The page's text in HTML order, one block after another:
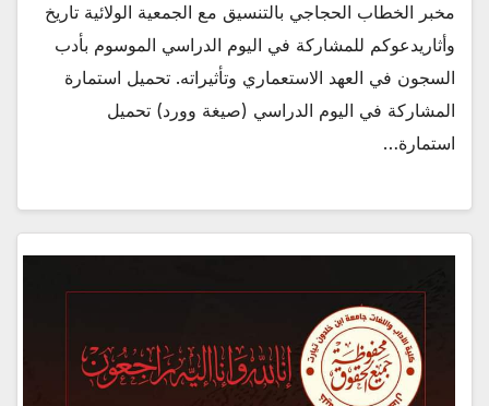
مخبر الخطاب الحجاجي بالتنسيق مع الجمعية الولائية تاريخ
وأثاريدعوكم للمشاركة في اليوم الدراسي الموسوم بأدب
السجون في العهد الاستعماري وتأثيراته. تحميل استمارة
المشاركة في اليوم الدراسي (صيغة وورد) تحميل
استمارة…